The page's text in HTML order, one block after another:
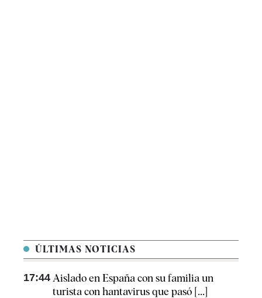
ÚLTIMAS NOTICIAS
17:44 Aislado en España con su familia un
turista con hantavirus que pasó [...]